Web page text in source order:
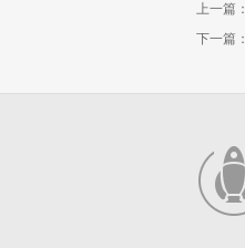
上一篇：
下一篇：